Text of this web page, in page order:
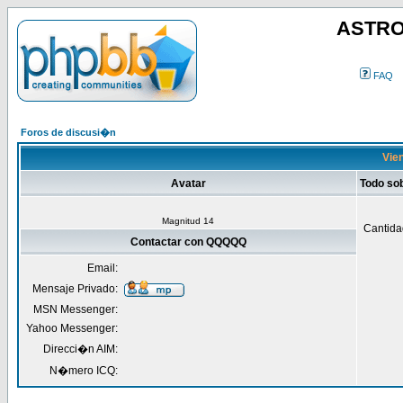
FAQ
Foros de discusi�n
Avatar Todo
Magnitud 14
Contactar con QQQQQ
Email:
Mensaje Privado:
MSN Messenger:
Yahoo Messenger:
Direcci�n AIM:
N�mero ICQ: